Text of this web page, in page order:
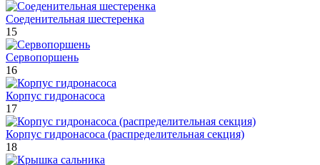
Соеденительная шестеренка
15
Сервопоршень
16
Корпус гидронасоса
17
Корпус гидронасоса (распределительная секция)
18